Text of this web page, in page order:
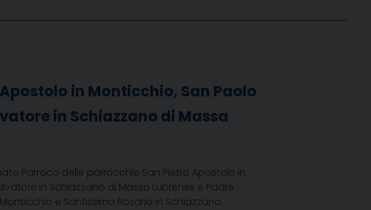
in Monticchio, San Paolo
in Schiazzano di Massa
Parroco delle parrocchie San Pietro Apostolo in
in Schiazzano di Massa Lubrense e Padre
e Santissimo Rosario in Schiazzano.